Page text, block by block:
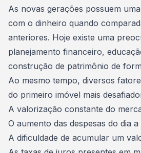
As novas gerações possuem
com o dinheiro quando
anteriores. Hoje existe uma
planejamento financeiro,
construção de patrimônio de
Ao mesmo tempo, diversos
do primeiro imóvel mais
A valorização constante do
O aumento das despesas do dia a
A dificuldade de acumular um